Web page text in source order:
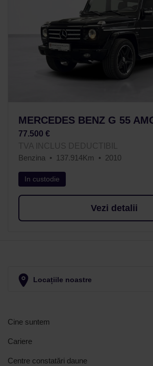
MERCEDES BENZ G 55
77.500 €
TVA INCLUS DEDUCTIBIL
Benzina
137.914Km 2010
In custodie
Vezi detalii
Locațiile noastre
Cine suntem
Cariere
Centre constatări daune